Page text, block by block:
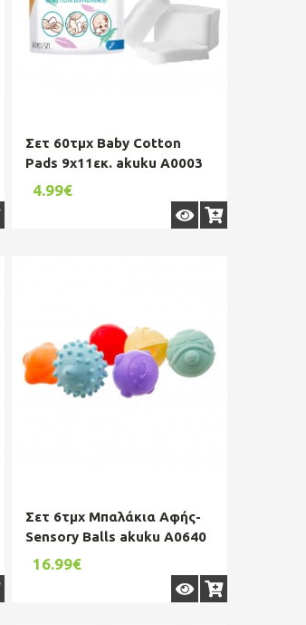
Σετ 60τμχ Baby Cotton
Pads 9x11εκ. akuku A0003
4.99€
Σετ 6τμχ Μπαλάκια Αφής-
Sensory Balls akuku A0640
16.99€